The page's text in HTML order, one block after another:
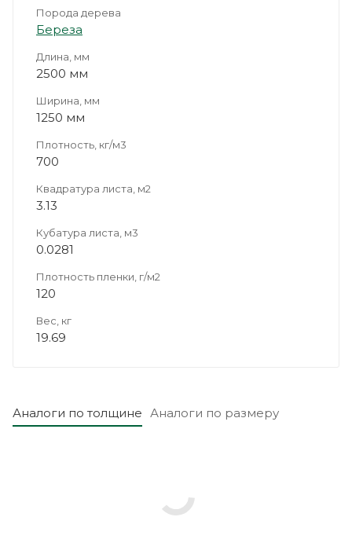
Порода дерева
Береза
Длина, мм
2500 мм
Ширина, мм
1250 мм
Плотность, кг/м3
700
Квадратура листа, м2
3.13
Кубатура листа, м3
0.0281
Плотность пленки, г/м2
120
Вес, кг
19.69
Аналоги по толщине Аналоги по размеру